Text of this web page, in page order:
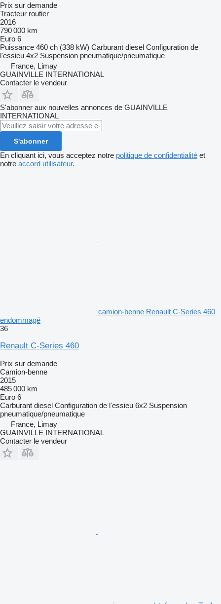
Prix sur demande
Tracteur routier
2016
790 000 km
Euro 6
Puissance 460 ch (338 kW) Carburant diesel Configuration de
l'essieu 4x2 Suspension pneumatique/pneumatique
France, Limay
GUAINVILLE INTERNATIONAL
Contacter le vendeur
S'abonner aux nouvelles annonces de GUAINVILLE
INTERNATIONAL
S'abonner
En cliquant ici, vous acceptez notre politique de confidentialité et
notre accord utilisateur.
camion-benne Renault C-Series 460
endommagé
36
Renault C-Series 460
Prix sur demande
Camion-benne
2015
485 000 km
Euro 6
Carburant diesel Configuration de l'essieu 6x2 Suspension
pneumatique/pneumatique
France, Limay
GUAINVILLE INTERNATIONAL
Contacter le vendeur